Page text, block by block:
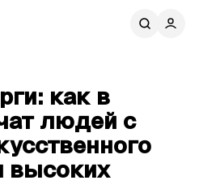
как в
людей с
высоких